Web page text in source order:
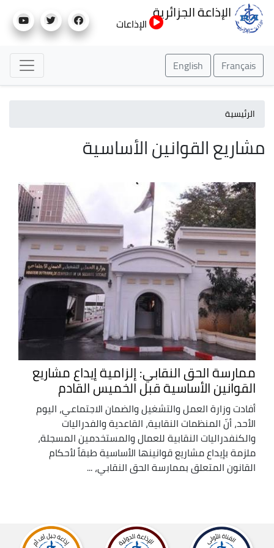
إلى
الإذاعة الجزائرية
الإذاعات
Français
English
الرئيسية
مشاريع القوانين الأساسية
ممارسة الحق النقابي: إلزامية إيداع مشاريع
القوانين الأساسية قبل الخميس القادم
أفادت وزارة العمل والتشغيل والضمان الاجتماعي، اليوم
الأحد، أنّ المنظمات النقابية، القاعدية والفدراليات
والكنفدراليات النقابية للعمال والمستخدمين المسجلة،
ملزمة بإيداع مشاريع قوانينها الأساسية طبقاً لأحكام
القانون المتعلق بممارسة الحق النقابي، ...